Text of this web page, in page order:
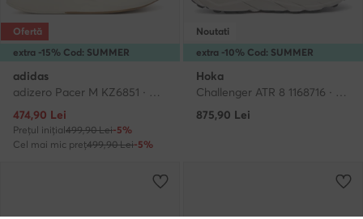
extra -15% Cod: SUMMER
Ofertă
adidas
adizero Pacer M KZ6851 · Pantofi pentru alergare
Prețul actual
474,90 Lei
Prețul inițial499,90 Lei-5%
Cel mai mic preț499,90 Lei-5%
extra -10% Cod: SUMMER
Noutati
Hoka
Challenger ATR 8 1168716 · Pantofi pentru alergare
875,90 Lei